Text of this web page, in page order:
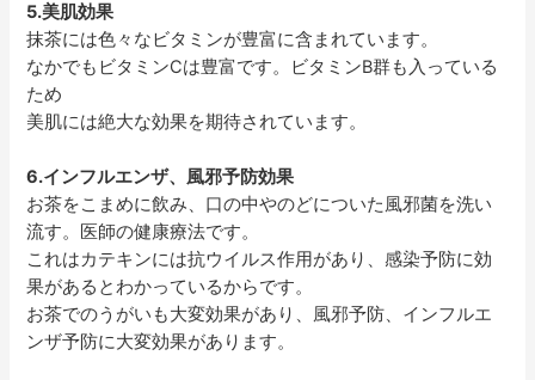
5.美肌効果
抹茶には色々なビタミンが豊富に含まれています。
なかでもビタミンCは豊富です。ビタミンB群も入っている
ため
美肌には絶大な効果を期待されています。
6.インフルエンザ、風邪予防効果
お茶をこまめに飲み、口の中やのどについた風邪菌を洗い
流す。医師の健康療法です。
これはカテキンには抗ウイルス作用があり、感染予防に効
果があるとわかっているからです。
お茶でのうがいも大変効果があり、風邪予防、インフルエ
ンザ予防に大変効果があります。